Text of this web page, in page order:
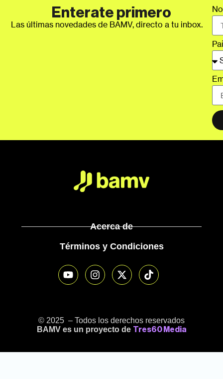
Enterate primero
Las últimas novedades de BAMV, directo a tu inbox.
Acerca de
Términos y Condiciones
© 2025 – Todos los derechos reservados
BAMV es un proyecto de Tres60 Media